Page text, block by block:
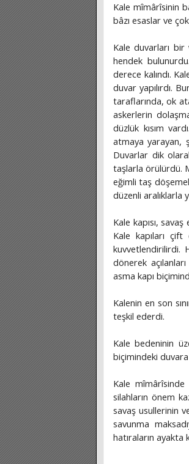
Kale mîmârîsinin
bâzı esaslar ve
Kale duvarları bir
hendek
derece kalındı.
duvar yapılırdı.
taraflarında, ok
askerlerin
düzlük kısım
atmaya yarayan,
Duvarlar dik
taşlarla örülürdü.
eğimli taş
düzenli aralıklarla
Kale kapısı,
Kale kapıları
kuvvetlendirilirdi.
dönerek
asma kapı
Kalenin en son
teşkil ederdi.
Kale bedeninin
biçimindeki duvara
Kale
silahların önem
savaş usullerinin
savunma
hatıraların